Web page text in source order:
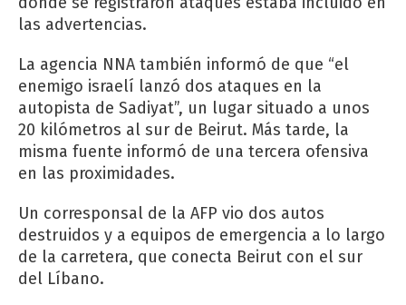
las advertencias.
La agencia NNA también informó de que “el
enemigo israelí lanzó dos ataques en la
autopista de Sadiyat”, un lugar situado a unos
20 kilómetros al sur de Beirut. Más tarde, la
misma fuente informó de una tercera ofensiva
en las proximidades.
Un corresponsal de la AFP vio dos autos
destruidos y a equipos de emergencia a lo largo
de la carretera, que conecta Beirut con el sur
del Líbano.